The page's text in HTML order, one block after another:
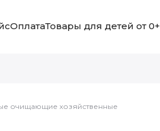
ОплатаТовары для детей от 0+
очищающие хозяйственные